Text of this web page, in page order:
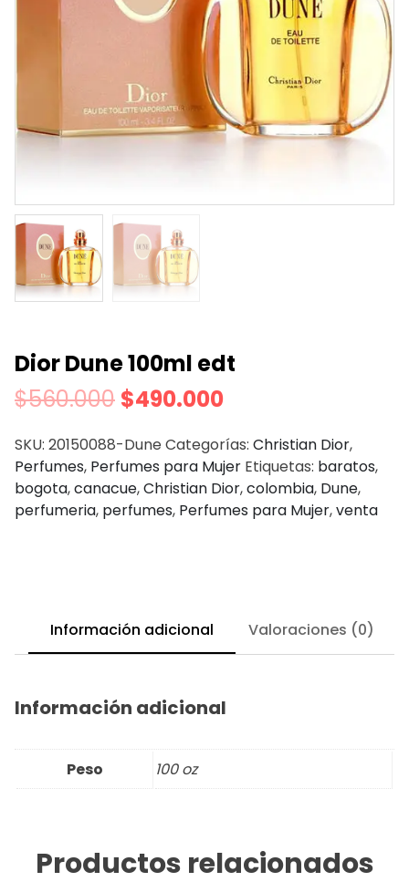
Dior Dune 100ml edt
$560.000 $490.000
SKU: 20150088-Dune Categorías: Christian Dior,
Perfumes, Perfumes para Mujer Etiquetas: baratos,
bogota,canacue,Christian Dior,colombia, Dune,
perfumeria, perfumes, Perfumes para Mujer,venta
Información adicional Valoraciones (0)
Información adicional
Peso 100 oz
Productos relacionados